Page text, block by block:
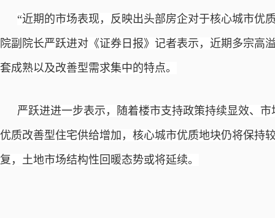
“近期的市场表现，反映出头部房企对于核心城市优
院副院长严跃进对《证券日报》记者表示，近期多宗高
套成熟以及改善型需求集中的特点。
严跃进进一步表示，随着楼市支持政策持续显效、
优质改善型住宅供给增加，核心城市优质地块仍将保持
复，土地市场结构性回暖态势或将延续。